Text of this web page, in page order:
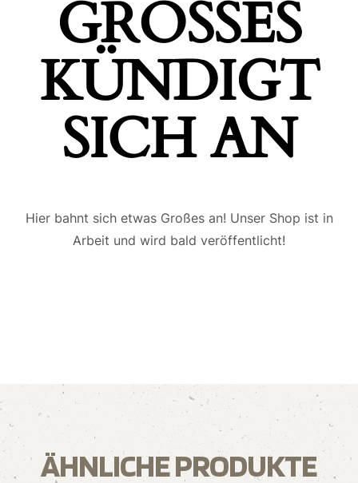
GROSSES K
ÜNDIGT S
ICH AN
Hier bahnt sich etwas Großes an! Unser Shop ist in
Arbeit und wird bald veröffentlicht!
ÄHNLICHE PRODUKTE